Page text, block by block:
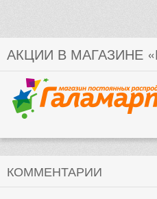
АКЦИИ В МАГАЗИНЕ
КОММЕНТАРИИ